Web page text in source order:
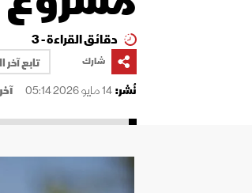
دقائق القراءة - 3
شارك
تابع
نُشر:14 مايو 2026 05:14